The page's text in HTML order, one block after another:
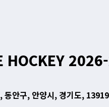
HOCKEY
동안구, 안양시, 경기도,